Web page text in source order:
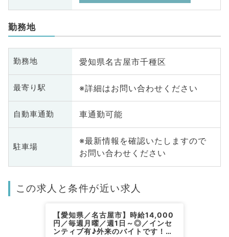
勤務地
勤務地 愛知県名古屋市千種区
最寄り駅 ※詳細はお問い合わせください
自動車通勤 車通勤可能
駐車場
※最新情報を確認いたしますので
お問い合わせください
この求人と条件が近い求人
【愛知県／名古屋市】時給14,000
円／毎週月曜／週1日～◎／インセ
ンティブ有♪外来のバイトです！